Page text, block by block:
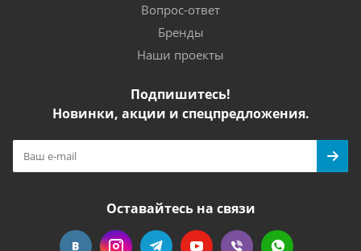
Вопрос-ответ
Бренды
Наши проекты
Подпишитесь!
Новинки, акции и спецпредложения.
Оставайтесь на связи